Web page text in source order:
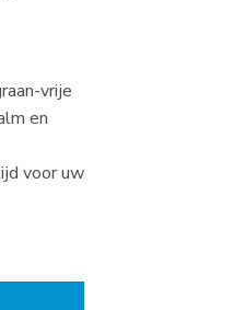
vrije
en
voor uw